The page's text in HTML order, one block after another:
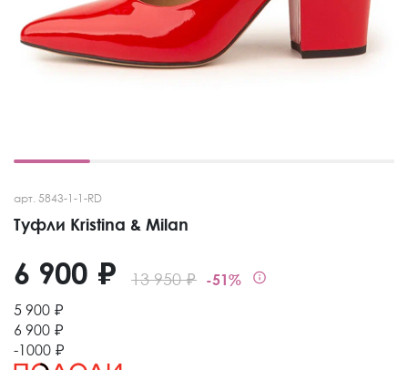
арт. 5843-1-1-RD
Туфли Kristina & Milan
13 950 ₽ -51%
6 900 ₽
5 900 ₽
6 900 ₽
-1000 ₽